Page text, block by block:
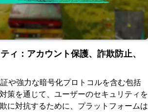
ィ：アカウント保護、詐欺防止、
や強力な暗号化プロトコルを含む包括
策を通じて、ユーザーのセキュリティを
に対抗するために、プラットフォームは